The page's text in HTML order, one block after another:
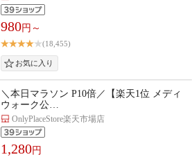
980円～
(18,455)
＼本日マラソン P10倍／【楽天1位 メディ
ウォーク公…
OnlyPlaceStore楽天市場店
1,280円